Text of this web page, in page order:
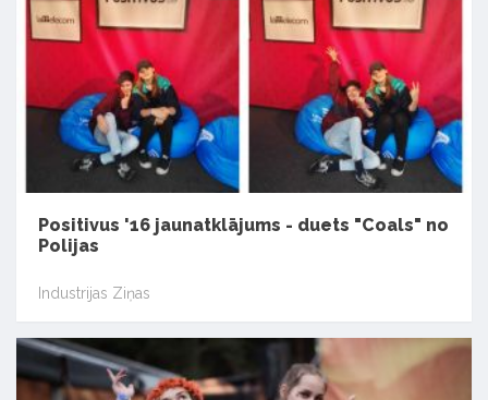
Positivus '16 jaunatklājums - duets "Coals" no
Polijas
Industrijas Ziņas